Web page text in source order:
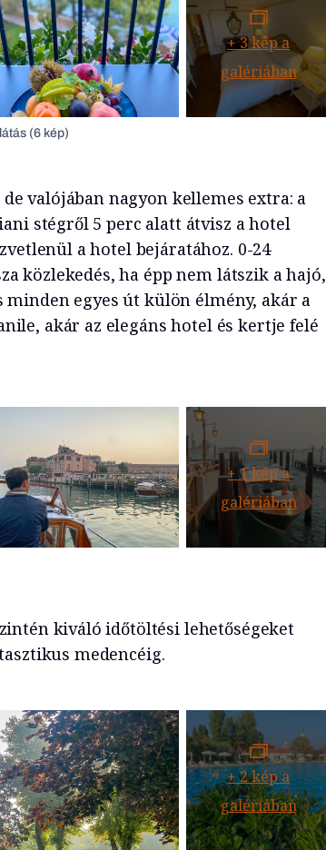
+3kép a
galériában
(6 kép)
valójában nagyon kellemes extra: a
stégről 5 perc alatt átvisz a hotel
a hotel bejáratához. 0-24
közlekedés, ha épp nem látszik a hajó,
minden egyes út külön élmény, akár a
akár az elegáns hotel és kertje felé
+ 1kép a
galériában
kiváló időtöltési lehetőségeket
medencéig.
+ 2kép a
galériában